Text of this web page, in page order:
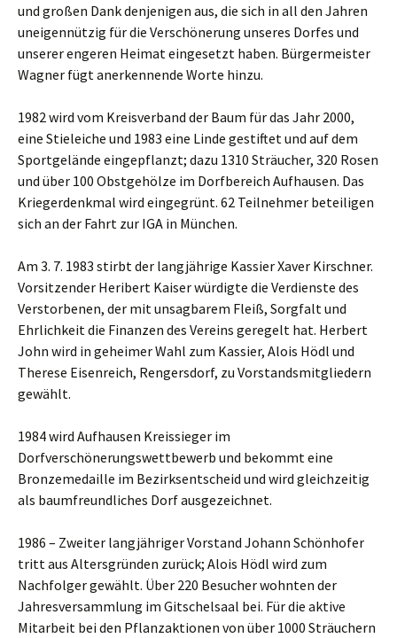
und großen Dank denjenigen aus, die sich in all den Jahren
uneigennützig für die Verschönerung unseres Dorfes und
unserer engeren Heimat eingesetzt haben. Bürgermeister
Wagner fügt anerkennende Worte hinzu.
1982 wird vom Kreisverband der Baum für das Jahr 2000,
eine Stieleiche und 1983 eine Linde gestiftet und auf dem
Sportgelände eingepflanzt; dazu 1310 Sträucher, 320 Rosen
und über 100 Obstgehölze im Dorfbereich Aufhausen. Das
Kriegerdenkmal wird eingegrünt. 62 Teilnehmer beteiligen
sich an der Fahrt zur IGA in München.
Am 3. 7. 1983 stirbt der langjährige Kassier Xaver Kirschner.
Vorsitzender Heribert Kaiser würdigte die Verdienste des
Verstorbenen, der mit unsagbarem Fleiß, Sorgfalt und
Ehrlichkeit die Finanzen des Vereins geregelt hat. Herbert
John wird in geheimer Wahl zum Kassier, Alois Hödl und
Therese Eisenreich, Rengersdorf, zu Vorstandsmitgliedern
gewählt.
1984 wird Aufhausen Kreissieger im
Dorfverschönerungswettbewerb und bekommt eine
Bronzemedaille im Bezirksentscheid und wird gleichzeitig
als baumfreundliches Dorf ausgezeichnet.
1986 – Zweiter langjähriger Vorstand Johann Schönhofer
tritt aus Altersgründen zurück; Alois Hödl wird zum
Nachfolger gewählt. Über 220 Besucher wohnten der
Jahresversammlung im Gitschelsaal bei. Für die aktive
Mitarbeit bei den Pflanzaktionen von über 1000 Sträuchern